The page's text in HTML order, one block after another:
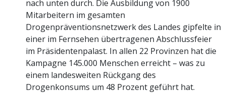
nach unten durch. Die Ausbildung von 1900
Mitarbeitern im gesamten
Drogenpräventionsnetzwerk des Landes gipfelte in
einer im Fernsehen übertragenen Abschlussfeier
im Präsidentenpalast. In allen 22 Provinzen hat die
Kampagne 145.000 Menschen erreicht – was zu
einem landesweiten Rückgang des
Drogenkonsums um 48 Prozent geführt hat.